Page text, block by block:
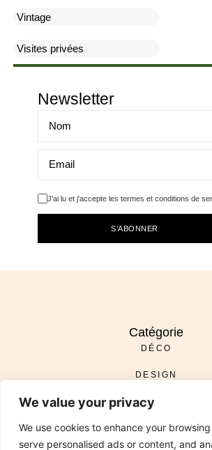
We value your privacy
We use cookies to enhance your
serve personalised ads or content, and
Vintage
Visites privées
Newsletter
J'ai lu et j'accepte les termes et conditions de
S’ABONNER
Catégorie
DÉCO
DESIGN
DIY
RÉNOVATION